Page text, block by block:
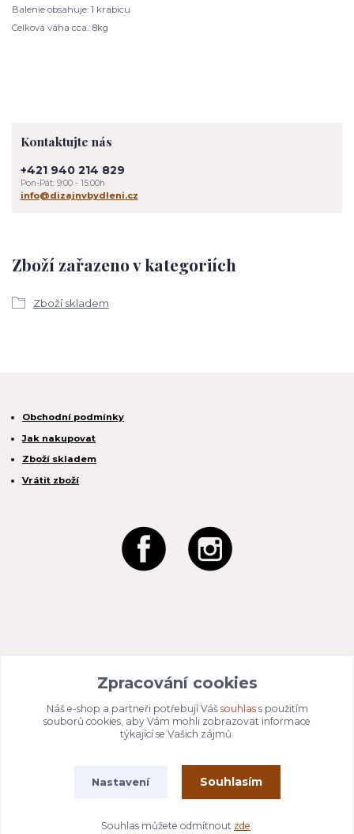
Balenie obsahuje: 1 krabicu
Celková váha cca.: 8kg
Zboží zařazeno v kategoriích
Zboží skladem
Kontaktujte nás
+421 940 214 829
Pon-Pát: 9:00 - 15:00h
info@dizajnvbydleni.cz
Obchodní podmínky
Jak nakupovat
Zboží skladem
Vrátit zboží
049 80 662
/ DIČ: CZ04980662
info@dizajnvbydleni.cz
Vytvořeno na Eshop-rychle.cz
Zpracování cookies
Náš e-shop a partneři potřebují Váš souhlass použitím
souborů cookies, aby Vám mohli zobrazovat informace
týkající se Vašich zájmů.
Nastavení Souhlasím
Souhlas můžete odmítnout zde